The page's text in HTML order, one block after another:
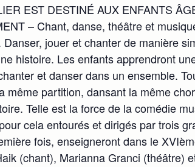
EST DESTINÉ AUX ENFANTS
– Chant, danse, théâtre et
Danser, jouer et chanter de manière
histoire. Les enfants apprendront
et danser dans un ensemble.
même partition, dansant la même
Telle est la force de la comédie
cela entourés et dirigés par trois
fois, enseigneront dans le
(chant), Marianna Granci (théâtre)